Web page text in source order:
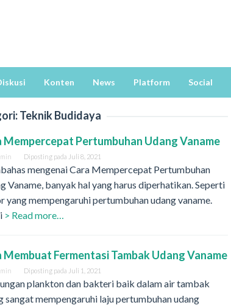
Konten News Platform Social
Teknik Budidaya
Mempercepat Pertumbuhan Udang Vaname
Diposting pada Juli 8, 2021
mengenai Cara Mempercepat Pertumbuhan
Vaname, banyak hal yang harus diperhatikan. Seperti
yang mempengaruhi pertumbuhan udang vaname.
> Read more…
Membuat Fermentasi Tambak Udang Vaname
Diposting pada Juli 1, 2021
plankton dan bakteri baik dalam air tambak
sangat mempengaruhi laju pertumbuhan udang